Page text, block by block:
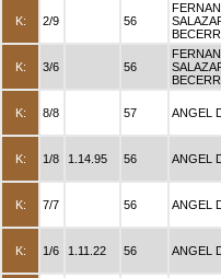
K: 2/9 56
K: 3/6 56
K: 8/8 57 ANGEL
K: 1/8 1.14.95 56 ANGEL
K: 7/7 56 ANGEL
K: 1/6 1.11.22 56 ANGEL